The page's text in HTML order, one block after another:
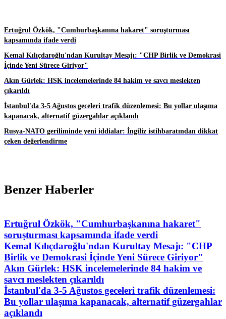
Ertuğrul Özkök, "Cumhurbaşkanına hakaret" soruşturması
kapsamında ifade verdi
Kemal Kılıçdaroğlu'ndan Kurultay Mesajı: "CHP Birlik ve Demokrasi
İçinde Yeni Sürece Giriyor"
Akın Gürlek: HSK incelemelerinde 84 hakim ve savcı meslekten
çıkarıldı
İstanbul'da 3-5 Ağustos geceleri trafik düzenlemesi: Bu yollar ulaşıma
kapanacak, alternatif güzergahlar açıklandı
Rusya-NATO geriliminde yeni iddialar: İngiliz istihbaratından dikkat
çeken değerlendirme
Benzer Haberler
Ertuğrul Özkök, "Cumhurbaşkanına hakaret"
soruşturması kapsamında ifade verdi
Kemal Kılıçdaroğlu'ndan Kurultay Mesajı: "CHP
Birlik ve Demokrasi İçinde Yeni Sürece Giriyor"
Akın Gürlek: HSK incelemelerinde 84 hakim ve
savcı meslekten çıkarıldı
İstanbul'da 3-5 Ağustos geceleri trafik düzenlemesi:
Bu yollar ulaşıma kapanacak, alternatif güzergahlar
açıklandı